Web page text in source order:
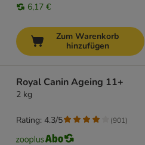
6,17 €
Zum Warenkorb
hinzufügen
Royal Canin Ageing 11+
2 kg
Rating: 4.3/5 (901)